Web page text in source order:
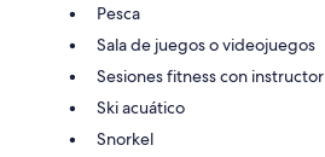
Pesca
Sala de juegos o videojuegos
Sesiones fitness con instructor
Ski acuático
Snorkel